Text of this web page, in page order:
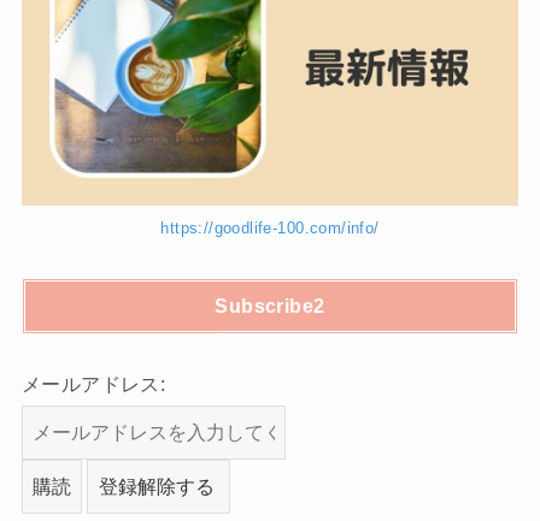
https://goodlife-100.com/info/
Subscribe2
メールアドレス: